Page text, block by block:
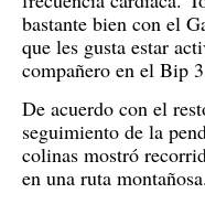
bastante bien con el
que les gusta estar
compañero en el Bip
De acuerdo con el
seguimiento de la
colinas mostró
en una ruta montañosa.